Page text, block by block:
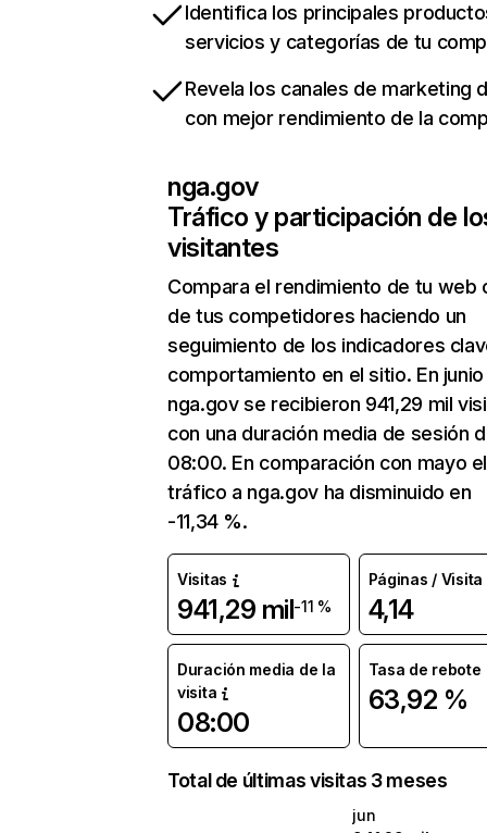
Identifica los principales
servicios y categorías de tu
Revela los canales de marketing
con mejor rendimiento de la
nga.gov
Tráfico y participación de
visitantes
Compara el rendimiento de tu web
de tus competidores haciendo un
seguimiento de los indicadores
comportamiento en el sitio. En junio
nga.gov se recibieron 941,29 mil
con una duración media de sesión
08:00. En comparación con mayo el
tráfico a nga.gov ha disminuido en
-11,34 %.
Visitas
941,29 mil-11 %
Páginas / Visita
4,14
Duración media de la
visita
08:00
Tasa de rebote
63,92 %
Total de últimas visitas 3 meses
jun